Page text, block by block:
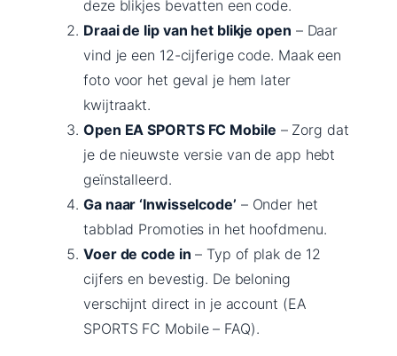
deze blikjes bevatten een code.
Draai de lip van het blikje open – Daar
vind je een 12-cijferige code. Maak een
foto voor het geval je hem later
kwijtraakt.
Open EA SPORTS FC Mobile – Zorg dat
je de nieuwste versie van de app hebt
geïnstalleerd.
Ga naar ‘Inwisselcode’ – Onder het
tabblad Promoties in het hoofdmenu.
Voer de code in – Typ of plak de 12
cijfers en bevestig. De beloning
verschijnt direct in je account (EA
SPORTS FC Mobile – FAQ).